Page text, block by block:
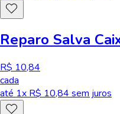
Reparo Salva
R$ 10,84
cada
até 1x R$ 10,84 sem juros